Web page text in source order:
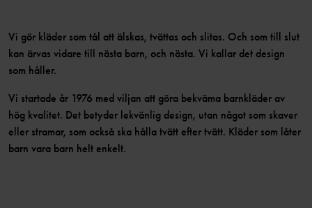
Vi gör kläder som tål att älskas, tvättas och slitas. Och som till slut
kan ärvas vidare till nästa barn, och nästa. Vi kallar det design
som håller.
Vi startade år 1976 med viljan att göra bekväma barnkläder av
hög kvalitet. Det betyder lekvänlig design, utan något som skaver
eller stramar, som också ska hålla tvätt efter tvätt. Kläder som låter
barn vara barn helt enkelt.